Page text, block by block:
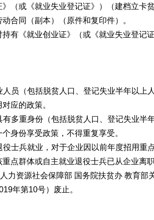
或《就业失业登记证》）（建档立卡贫
同（副本）（原件和复印件）。
《就业创业证》（或《就业失业登记
（包括脱贫人口、登记失业半年以上
应的政策。
重身份（包括脱贫人口、登记失业半
身份享受政策，不得重复享受。
兵就业，对于企业因以前年度招用重
点群体或自主就业退役士兵已从企业离
资源社会保障部 国务院扶贫办 教育部
年第10号）废止。